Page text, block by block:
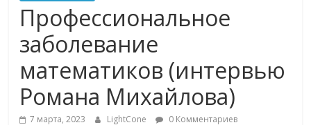
Профессиональное
заболевание
математиков (интервью
Романа Михайлова)
7 марта, 2023 LightCone 0 Комментариев